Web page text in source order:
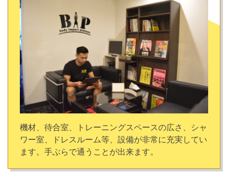
機材、待合室、トレーニングスペースの広さ、シャ
ワー室、ドレスルーム等、設備が非常に充実してい
ます。手ぶらで通うことが出来ます。